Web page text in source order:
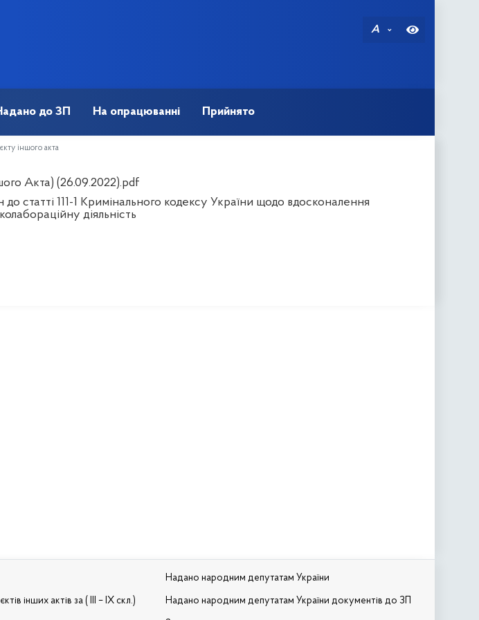
A
до ЗП На опрацюванні Прийнято
іншого акта
Акта) (26.09.2022).pdf
статті 111-1 Кримінального кодексу України щодо вдосконалення
діяльність
інших актів за ( III – IX скл.)
Надано народним депутатам України
Надано народним депутатам України документів до ЗП